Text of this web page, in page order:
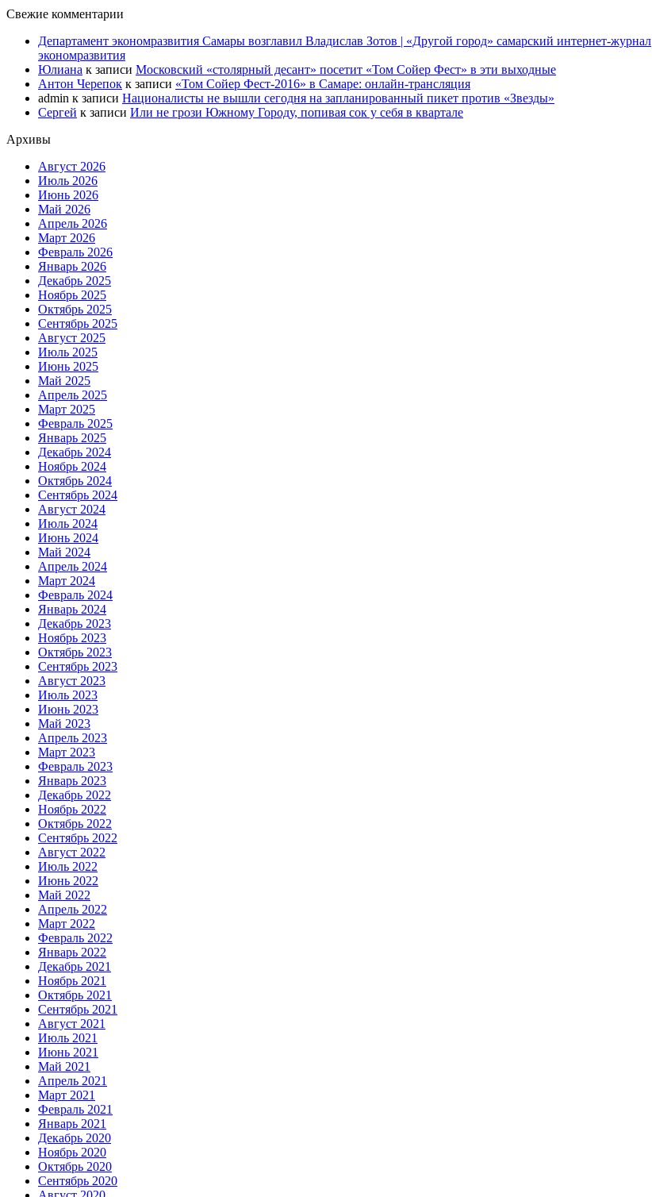
Свежие комментарии
Департамент экономразвития Самары возглавил Владислав Зотов | «Другой город» самарский интернет-журнал
экономразвития
Юлиана к записи Московский «столярный десант» посетит «Том Сойер Фест» в эти выходные
Антон Черепок к записи «Том Сойер Фест-2016» в Самаре: онлайн-трансляция
admin к записи Националисты не вышли сегодня на запланированный пикет против «Звезды»
Сергей к записи Или не грози Южному Городу, попивая сок у себя в квартале
Архивы
Август 2026
Июль 2026
Июнь 2026
Май 2026
Апрель 2026
Март 2026
Февраль 2026
Январь 2026
Декабрь 2025
Ноябрь 2025
Октябрь 2025
Сентябрь 2025
Август 2025
Июль 2025
Июнь 2025
Май 2025
Апрель 2025
Март 2025
Февраль 2025
Январь 2025
Декабрь 2024
Ноябрь 2024
Октябрь 2024
Сентябрь 2024
Август 2024
Июль 2024
Июнь 2024
Май 2024
Апрель 2024
Март 2024
Февраль 2024
Январь 2024
Декабрь 2023
Ноябрь 2023
Октябрь 2023
Сентябрь 2023
Август 2023
Июль 2023
Июнь 2023
Май 2023
Апрель 2023
Март 2023
Февраль 2023
Январь 2023
Декабрь 2022
Ноябрь 2022
Октябрь 2022
Сентябрь 2022
Август 2022
Июль 2022
Июнь 2022
Май 2022
Апрель 2022
Март 2022
Февраль 2022
Январь 2022
Декабрь 2021
Ноябрь 2021
Октябрь 2021
Сентябрь 2021
Август 2021
Июль 2021
Июнь 2021
Май 2021
Апрель 2021
Март 2021
Февраль 2021
Январь 2021
Декабрь 2020
Ноябрь 2020
Октябрь 2020
Сентябрь 2020